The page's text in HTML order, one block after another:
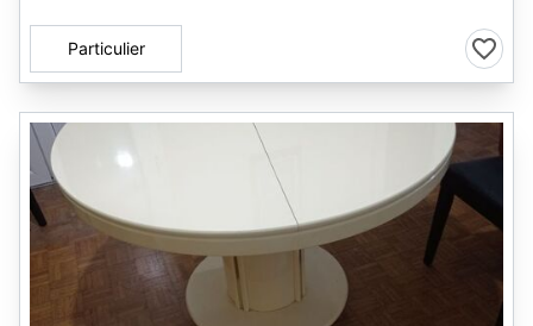
Particulier